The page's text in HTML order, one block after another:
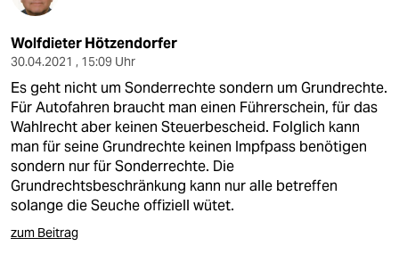
Wolfdieter Hötzendorfer
30.04.2021 , 15:09 Uhr
Es geht nicht um Sonderrechte sondern um Grundrechte.
Für Autofahren braucht man einen Führerschein, für das
Wahlrecht aber keinen Steuerbescheid. Folglich kann
man für seine Grundrechte keinen Impfpass benötigen
sondern nur für Sonderrechte. Die
Grundrechtsbeschränkung kann nur alle betreffen
solange die Seuche offiziell wütet.
zum Beitrag